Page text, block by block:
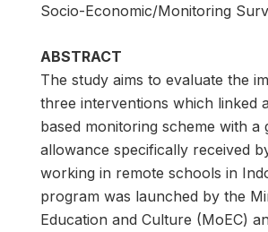
Socio-Economic/Monitoring
ABSTRACT
The study aims to evaluate the
three interventions which linked
based monitoring scheme with a
allowance specifically received
working in remote schools in
program was launched by the
Education and Culture (MoEC)